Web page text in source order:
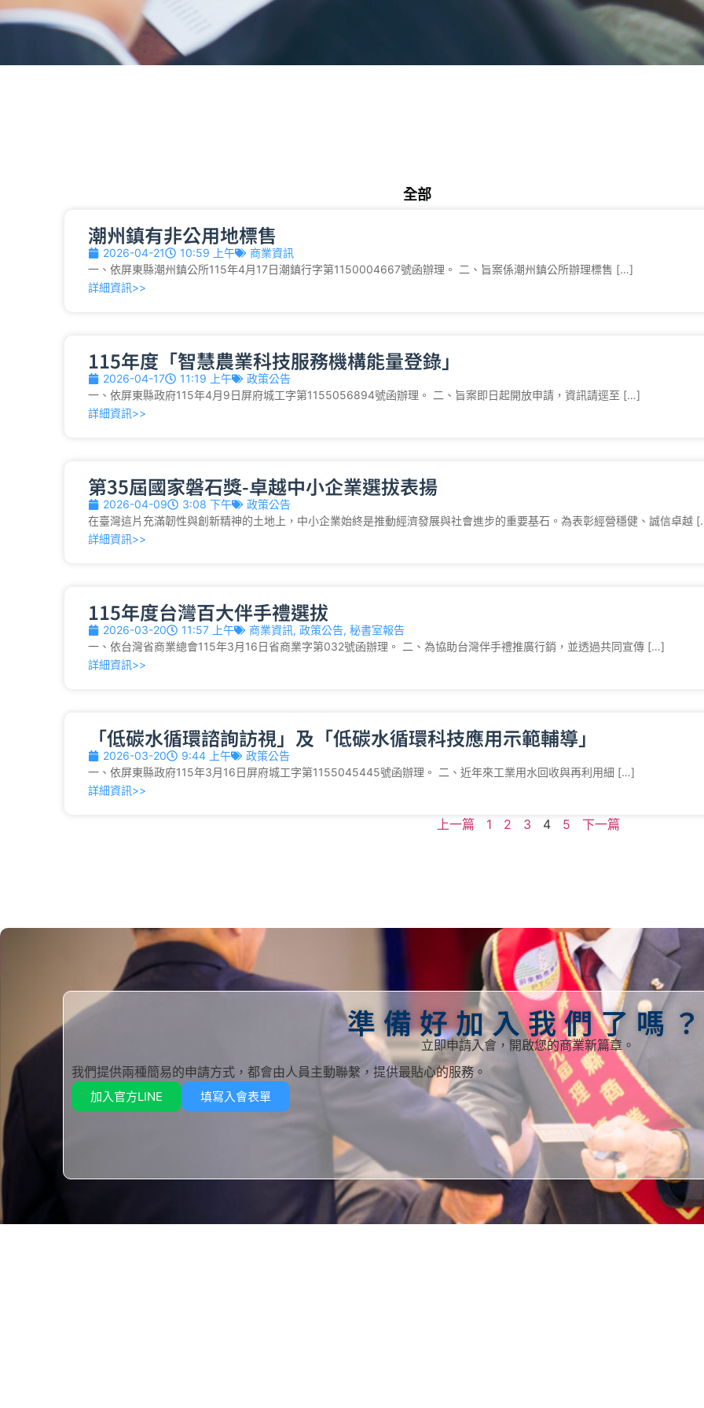
全部
潮州鎮有非公用地標售
2026-04-21 10:59 上午
商業資訊
一、依屏東縣潮州鎮公所115年4月17日潮鎮行字第1150004667號函辦理。 二、旨案係潮州鎮公所辦理標售 […]
詳細資訊>>
115年度「智慧農業科技服務機構能量登錄」
2026-04-17 11:19 上午
政策公告
一、依屏東縣政府115年4月9日屏府城工字第1155056894號函辦理。 二、旨案即日起開放申請，資訊請逕至 […]
詳細資訊>>
第35屆國家磐石獎-卓越中小企業選拔表揚
2026-04-09 3:08 下午
政策公告
在臺灣這片充滿韌性與創新精神的土地上，中小企業始終是推動經濟發展與社會進步的重要基石。為表彰經營穩健、誠信卓越
詳細資訊>>
115年度台灣百大伴手禮選拔
2026-03-20 11:57 上午 商業資訊, 政策公告, 秘書室報告
一、依台灣省商業總會115年3月16日省商業字第032號函辦理。 二、為協助台灣伴手禮推廣行銷，並透過共同宣傳 […]
詳細資訊>>
「低碳水循環諮詢訪視」及「低碳水循環科技應用示範輔導」
2026-03-20 9:44 上午
政策公告
一、依屏東縣政府115年3月16日屏府城工字第1155045445號函辦理。 二、近年來工業用水回收與再利用細 […]
詳細資訊>>
上一篇 1 2 3 4 5 下一篇
準備好加入我們了嗎
立即申請入會，開啟您的商業新篇章。
我們提供兩種簡易的申請方式，都會由人員主動聯繫，提供最貼心的服務。
加入官方LINE 填寫入會表單